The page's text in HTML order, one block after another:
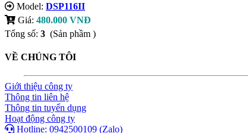
Model: DSP116II
Giá: 480.000 VNĐ
Tổng số: 3 (Sản phầm )
VỀ CHÚNG TÔI
Giới thiệu công ty
Thông tin liên hệ
Thông tin tuyển dụng
Hoạt động công ty
Hotline: 0942500109 (Zalo)